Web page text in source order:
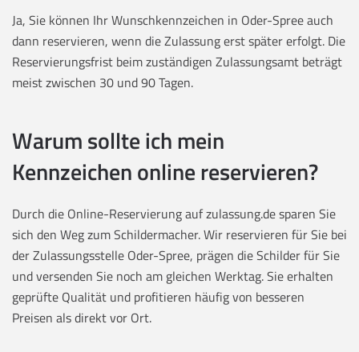
Ja, Sie können Ihr Wunschkennzeichen in Oder-Spree auch
dann reservieren, wenn die Zulassung erst später erfolgt. Die
Reservierungsfrist beim zuständigen Zulassungsamt beträgt
meist zwischen 30 und 90 Tagen.
Warum sollte ich mein
Kennzeichen online reservieren?
Durch die Online-Reservierung auf zulassung.de sparen Sie
sich den Weg zum Schildermacher. Wir reservieren für Sie bei
der Zulassungsstelle Oder-Spree, prägen die Schilder für Sie
und versenden Sie noch am gleichen Werktag. Sie erhalten
geprüfte Qualität und profitieren häufig von besseren
Preisen als direkt vor Ort.